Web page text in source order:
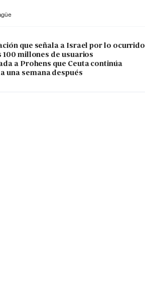
que señala a Israel por lo ocurrido
100 millones de usuarios
a Prohens que Ceuta continúa
una semana después